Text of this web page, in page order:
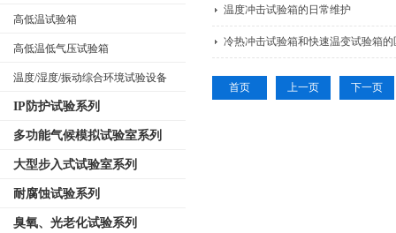
高低温试验箱
高低温低气压试验箱
温度/湿度/振动综合环境试验设备
IP防护试验系列
多功能气候模拟试验室系列
大型步入式试验室系列
耐腐蚀试验系列
臭氧、光老化试验系列
温度冲击试验箱的日常维护
冷热冲击试验箱和快速温变试验箱的
首页 上一页 下一页